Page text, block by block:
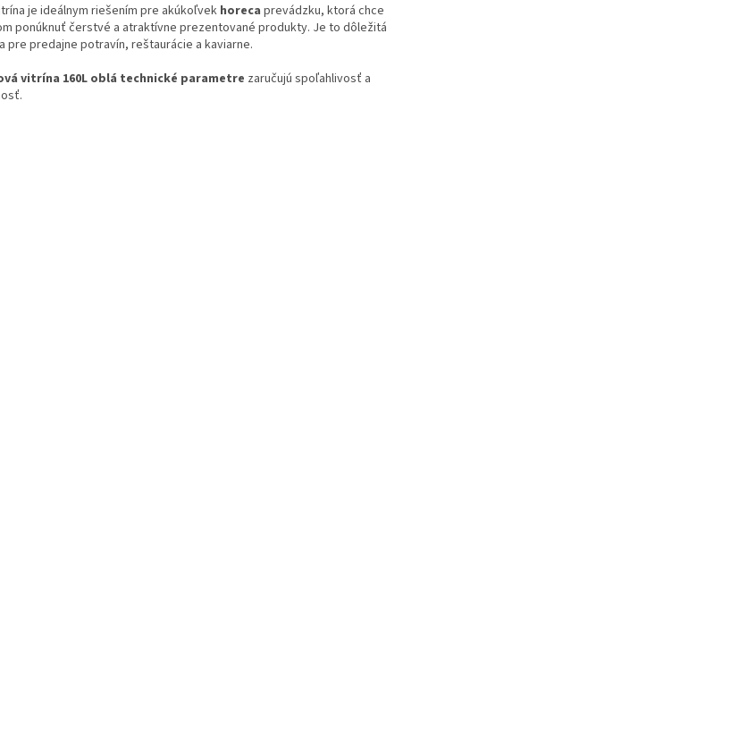
je ideálnym riešením pre akúkoľvek horeca prevádzku, ktorá chce
ponúknuť čerstvé a atraktívne prezentované produkty. Je to dôležitá
pre predajne potravín, reštaurácie a kaviarne.
vitrína 160L oblá technické parametre zaručujú spoľahlivosť a